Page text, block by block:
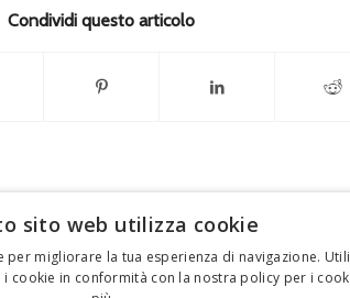
Condividi questo articolo
sito web utilizza cookie
per migliorare la tua esperienza di navigazione.
cookie in conformità con la nostra policy per i